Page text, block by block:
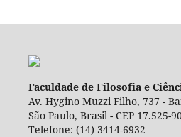
Faculdade de Filosofia e
Av. Hygino Muzzi Filho, 737 -
São Paulo, Brasil - CEP 17.525-
Telefone: (14) 3414-6932